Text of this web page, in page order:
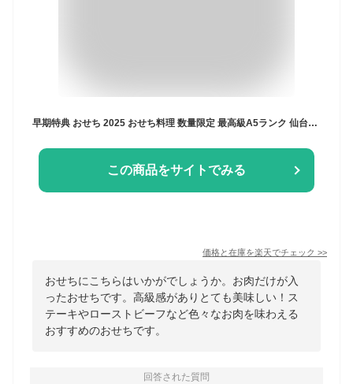
早期特典 おせち 2025 おせち料理 数量限定 最高級A5ランク 仙台牛 お肉のおせち 全9品 7寸×3段重【飾りセット・祝箸5膳・重箱付き】【肉おせち 5人前 6人前 7人前 正月 お正月 肉のおせち 三段重 セット お肉だけ 肉づくし重 】[冷凍配送]
この商品をサイトでみる
価格と在庫を楽天でチェック >>
おせちにこちらはいかがでしょうか。お肉だけが入
ったおせちです。高級感がありとても美味しい！ス
テーキやローストビーフなど色々なお肉を味わえる
おすすめのおせちです。
回答された質問